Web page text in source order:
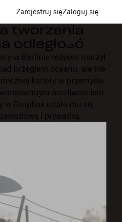
Zarejestruj sięZaloguj się
tworzenia
odległość
w Berlinie reżyser, marzył
brzegiem oceanu, ale nie
kariery w przemyśle
możliwościom
w Dropbox udało mu się
i prywatną.